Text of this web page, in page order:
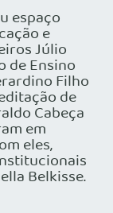
espaço
e
Júlio
de Ensino
Filho
de
Cabeça
em
eles,
Belkisse.